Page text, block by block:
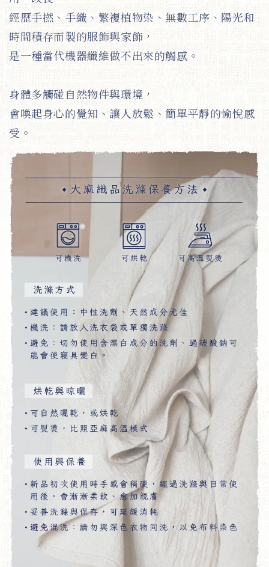
經歷手撚、手織、繁複植物染、無數工序、陽光和
時間積存而製的服飾與家飾，
是一種當代機器纖維做不出來的觸感。
身體多觸碰自然物件與環境，
會喚起身心的覺知、讓人放鬆、簡單平靜的愉悅感
受。